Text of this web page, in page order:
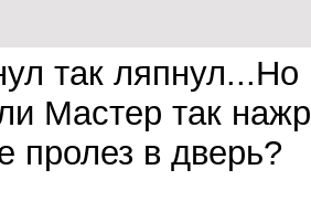
так
Мастер так
пролез в дверь?